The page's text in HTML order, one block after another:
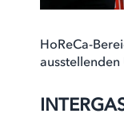
HoReCa-
ausstellenden